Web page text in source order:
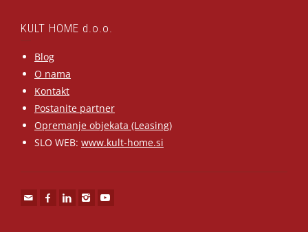
KULT HOME d.o.o.
Blog
O nama
Kontakt
Postanite partner
Opremanje objekata (Leasing)
SLO WEB: www.kult-home.si